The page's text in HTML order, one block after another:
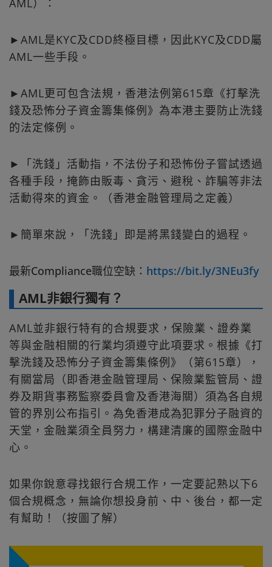
►AML是KYC及CDD終極目標，因此KYC及CDD屬
AML一些手段。
►AML更可包含法規，香港法例第615章《打擊洗
錢及恐怖分子資金籌集條例》為本港主要防止洗錢
的法定條例。
►「洗錢」活動指，不法份子和恐怖份子嘗試透過
各種手段，掩飾由販毒、貪污、避稅、詐騙等非法
活動得來的資金。（香港金融管理局之定義）
►簡單來說，「洗錢」即是將黑錢變白的過程。
最新Compliance職位空缺： https://bit.ly/3NEu3fy
AML非銀行獨有？
AML並非銀行特有的合規要求，保險業、證券業
等與金融相關的行業均須遵守此項要求。根據《打
擊洗錢及恐怖分子資金籌集條例》（第615章），
有關當局（即香港金融管理局、保險業監管局、證
券及期貨事務監察委員會及香港海關）須為各自規
管的界別公布指引。為免香港成為犯罪分子融資的
天堂，金融業須全員努力，構建清廉的國際金融中
心。
如果你銳意尋找銀行合規工作，一定要記熟以下6
個合規概念，無論你想投身前、中、後台，都一定
有幫助！（按圖了解）